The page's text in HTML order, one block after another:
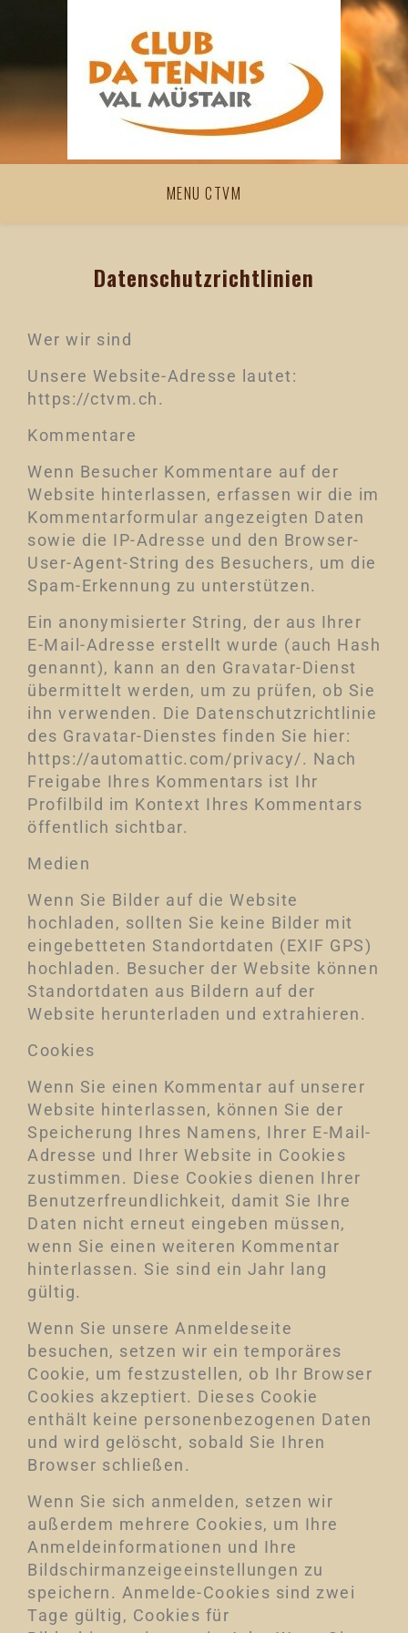
MENU CTVM
Datenschutzrichtlinien
Wer wir sind
Unsere Website-Adresse lautet:
https://ctvm.ch.
Kommentare
Wenn Besucher Kommentare auf der
Website hinterlassen, erfassen wir die im
Kommentarformular angezeigten Daten
sowie die IP-Adresse und den Browser-
User-Agent-String des Besuchers, um die
Spam-Erkennung zu unterstützen.
Ein anonymisierter String, der aus Ihrer
E-Mail-Adresse erstellt wurde (auch Hash
genannt), kann an den Gravatar-Dienst
übermittelt werden, um zu prüfen, ob Sie
ihn verwenden. Die Datenschutzrichtlinie
des Gravatar-Dienstes finden Sie hier:
https://automattic.com/privacy/. Nach
Freigabe Ihres Kommentars ist Ihr
Profilbild im Kontext Ihres Kommentars
öffentlich sichtbar.
Medien
Wenn Sie Bilder auf die Website
hochladen, sollten Sie keine Bilder mit
eingebetteten Standortdaten (EXIF GPS)
hochladen. Besucher der Website können
Standortdaten aus Bildern auf der
Website herunterladen und extrahieren.
Cookies
Wenn Sie einen Kommentar auf unserer
Website hinterlassen, können Sie der
Speicherung Ihres Namens, Ihrer E-Mail-
Adresse und Ihrer Website in Cookies
zustimmen. Diese Cookies dienen Ihrer
Benutzerfreundlichkeit, damit Sie Ihre
Daten nicht erneut eingeben müssen,
wenn Sie einen weiteren Kommentar
hinterlassen. Sie sind ein Jahr lang
gültig.
Wenn Sie unsere Anmeldeseite
besuchen, setzen wir ein temporäres
Cookie, um festzustellen, ob Ihr Browser
Cookies akzeptiert. Dieses Cookie
enthält keine personenbezogenen Daten
und wird gelöscht, sobald Sie Ihren
Browser schließen.
Wenn Sie sich anmelden, setzen wir
außerdem mehrere Cookies, um Ihre
Anmeldeinformationen und Ihre
Bildschirmanzeigeeinstellungen zu
speichern. Anmelde-Cookies sind zwei
Tage gültig, Cookies für